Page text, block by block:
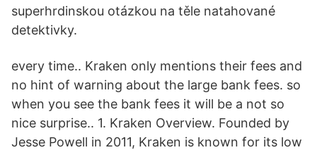
superhrdinskou otázkou na těle natahované
detektivky.
every time.. Kraken only mentions their fees and
no hint of warning about the large bank fees. so
when you see the bank fees it will be a not so
nice surprise.. 1. Kraken Overview. Founded by
Jesse Powell in 2011, Kraken is known for its low